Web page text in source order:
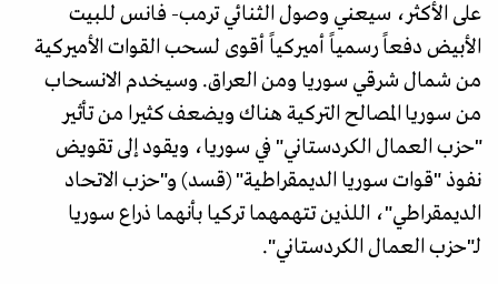
على الأكثر، سيعني وصول الثنائي ترمب- فانس للبيت
الأبيض دفعاً رسمياً أميركياً أقوى لسحب القوات الأميركية
من شمال شرقي سوريا ومن العراق. وسيخدم الانسحاب
من سوريا المصالح التركية هناك ويضعف كثيرا من تأثير
"حزب العمال الكردستاني" في سوريا، ويقود إلى تقويض
نفوذ "قوات سوريا الديمقراطية" (قسد) و"حزب الاتحاد
الديمقراطي"، اللذين تتهمهما تركيا بأنهما ذراع سوريا
لـ"حزب العمال الكردستاني".